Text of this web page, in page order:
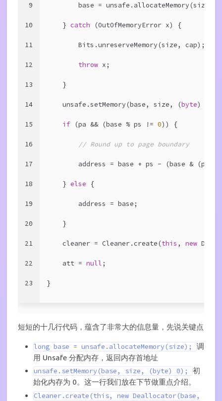
9
10
11
12
13
14
15
16
17
18
19
20
21
22
23
        base = unsafe.allocateMemory(size);
    }
catch (OutOfMemoryError x) {
        Bits.unreserveMemory(size, cap);
throw x;
    }
    unsafe.setMemory(base, size, (
byte)
if (pa && (base % ps != 0)) {
// Round up to page boundary
        address = base + ps - (base & (ps -
    }
else {
        address = base;
    }
    cleaner = Cleaner.create(
this , new
    att =
null ;
}
短短的十几行代码，蕴含了非常大的信息量，先说关键点
long base = unsafe.allocateMemory(size); 调
用 Unsafe 分配内存，返回内存首地址
unsafe.setMemory(base, size, (byte) 0); 初
始化内存为 0。这一行我们放在下节做重点介绍。
Cleaner.create(this, new Deallocator(base,